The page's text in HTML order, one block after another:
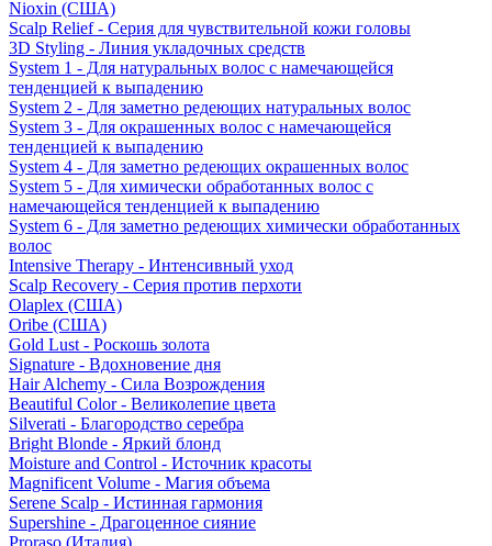
Nioxin (США)
Scalp Relief - Серия для чувствительной кожи головы
3D Styling - Линия укладочных средств
System 1 - Для натуральных волос с намечающейся
тенденцией к выпадению
System 2 - Для заметно редеющих натуральных волос
System 3 - Для окрашенных волос с намечающейся
тенденцией к выпадению
System 4 - Для заметно редеющих окрашенных волос
System 5 - Для химически обработанных волос с
намечающейся тенденцией к выпадению
System 6 - Для заметно редеющих химически обработанных
волос
Intensive Therapy - Интенсивный уход
Scalp Recovery - Серия против перхоти
Olaplex (США)
Oribe (США)
Gold Lust - Роскошь золота
Signature - Вдохновение дня
Hair Alchemy - Сила Возрождения
Beautiful Color - Великолепие цвета
Silverati - Благородство серебра
Bright Blonde - Яркий блонд
Moisture and Control - Источник красоты
Magnificent Volume - Магия объема
Serene Scalp - Истинная гармония
Supershine - Драгоценное сияние
Proraso (Италия)